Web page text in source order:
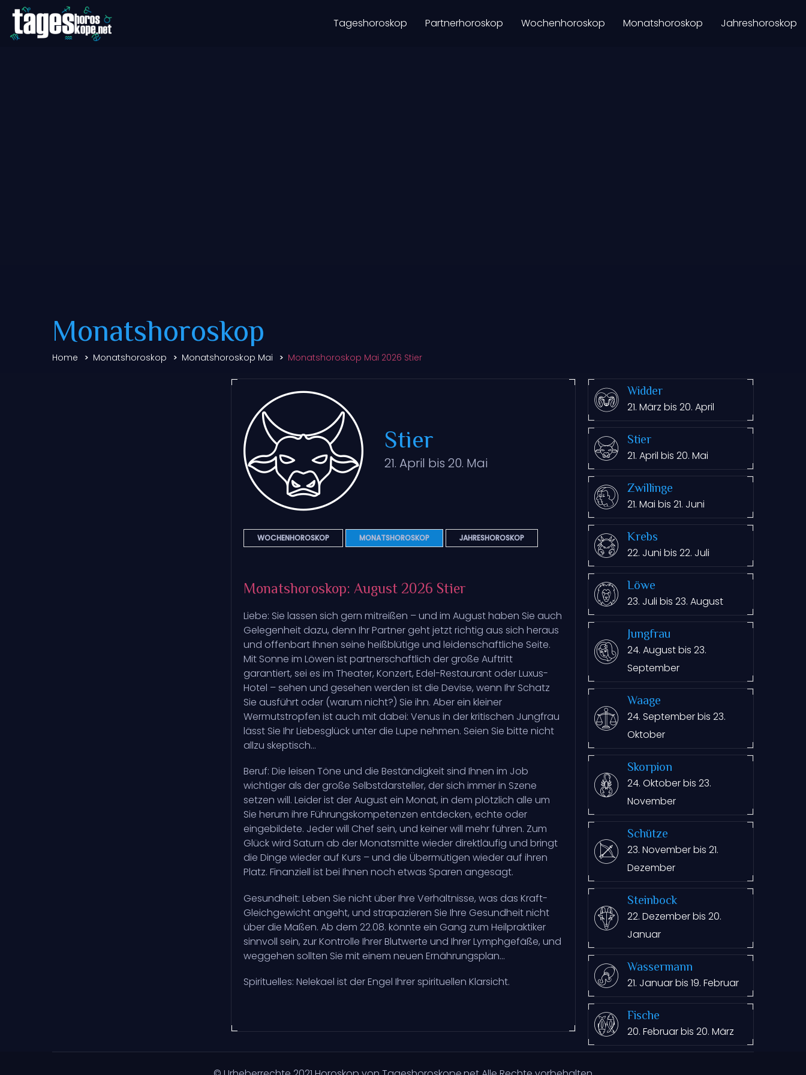
Tageshoroskop Partnerhoroskop Wochenhoroskop Monatshoroskop Jahreshoroskop
Monatshoroskop
Home Monatshoroskop Monatshoroskop Mai Monatshoroskop Mai 2026 Stier
Stier
21. April bis 20. Mai
WOCHENHOROSKOP MONATSHOROSKOP JAHRESHOROSKOP
Monatshoroskop: August 2026 Stier
Liebe: Sie lassen sich gern mitreißen – und im August haben Sie auch
Gelegenheit dazu, denn Ihr Partner geht jetzt richtig aus sich heraus
und offenbart Ihnen seine heißblütige und leidenschaftliche Seite.
Mit Sonne im Löwen ist partnerschaftlich der große Auftritt
garantiert, sei es im Theater, Konzert, Edel-Restaurant oder Luxus-
Hotel – sehen und gesehen werden ist die Devise, wenn Ihr Schatz
Sie ausführt oder (warum nicht?) Sie ihn. Aber ein kleiner
Wermutstropfen ist auch mit dabei: Venus in der kritischen Jungfrau
lässt Sie Ihr Liebesglück unter die Lupe nehmen. Seien Sie bitte nicht
allzu skeptisch…
Beruf: Die leisen Töne und die Beständigkeit sind Ihnen im Job
wichtiger als der große Selbstdarsteller, der sich immer in Szene
setzen will. Leider ist der August ein Monat, in dem plötzlich alle um
Sie herum ihre Führungskompetenzen entdecken, echte oder
eingebildete. Jeder will Chef sein, und keiner will mehr führen. Zum
Glück wird Saturn ab der Monatsmitte wieder direktläufig und bringt
die Dinge wieder auf Kurs – und die Übermütigen wieder auf ihren
Platz. Finanziell ist bei Ihnen noch etwas Sparen angesagt.
Gesundheit: Leben Sie nicht über Ihre Verhältnisse, was das Kraft-
Gleichgewicht angeht, und strapazieren Sie Ihre Gesundheit nicht
über die Maßen. Ab dem 22.08. könnte ein Gang zum Heilpraktiker
sinnvoll sein, zur Kontrolle Ihrer Blutwerte und Ihrer Lymphgefäße, und
weggehen sollten Sie mit einem neuen Ernährungsplan...
Spirituelles: Nelekael ist der Engel Ihrer spirituellen Klarsicht.
Widder
21. März bis 20. April
Stier
21. April bis 20. Mai
Zwillinge
21. Mai bis 21. Juni
Krebs
22. Juni bis 22. Juli
Löwe
23. Juli bis 23. August
Jungfrau
24. August bis 23.
September
Waage
24. September bis 23.
Oktober
Skorpion
24. Oktober bis 23.
November
Schütze
23. November bis 21.
Dezember
Steinbock
22. Dezember bis 20.
Januar
Wassermann
21. Januar bis 19. Februar
Fische
20. Februar bis 20. März